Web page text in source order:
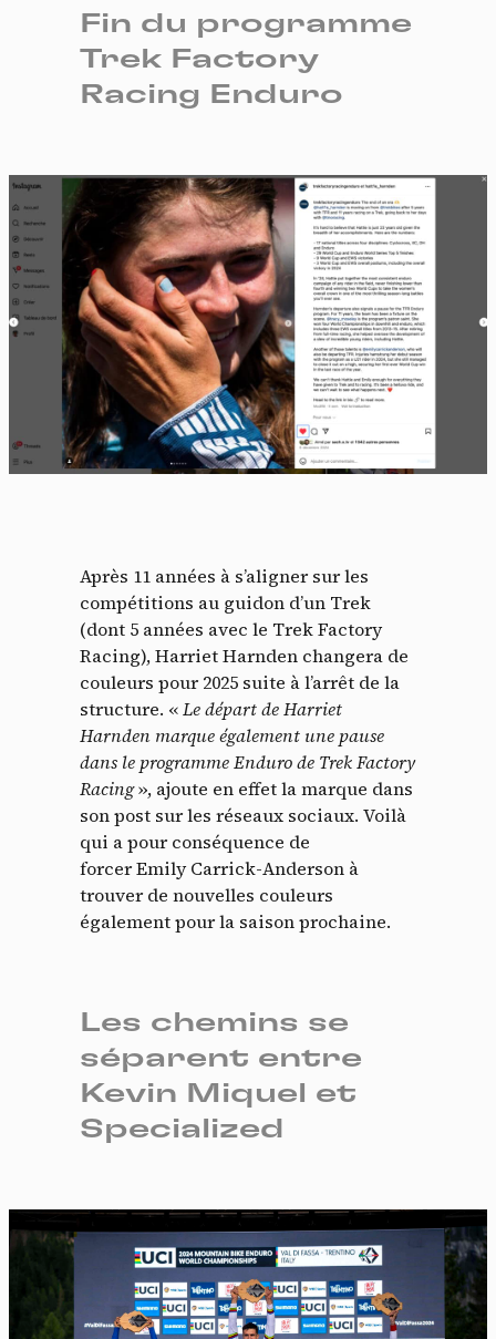
Fin du programme
Trek Factory
Racing Enduro
Après 11 années à s’aligner sur les
compétitions au guidon d’un Trek
(dont 5 années avec le Trek Factory
Racing), Harriet Harnden changera de
couleurs pour 2025 suite à l’arrêt de la
structure. «Le départ de Harriet
Harnden marque également une pause
dans le programme Enduro de Trek Factory
Racing», ajoute en effet la marque dans
son post sur les réseaux sociaux. Voilà
qui a pour conséquence de
forcer Emily Carrick-Anderson à
trouver de nouvelles couleurs
également pour la saison prochaine.
Les chemins se
séparent entre
Kevin Miquel et
Specialized